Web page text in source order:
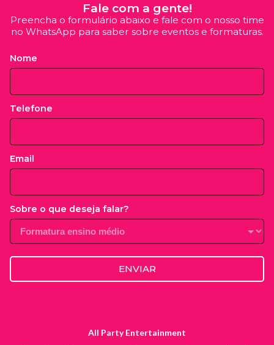
Fale com a gente!
Preencha o formulário abaixo e fale com o nosso time
no WhatsApp para saber sobre eventos e formaturas.
Nome
Telefone
Email
Sobre o que deseja falar?
ENVIAR
All Party Entertainment